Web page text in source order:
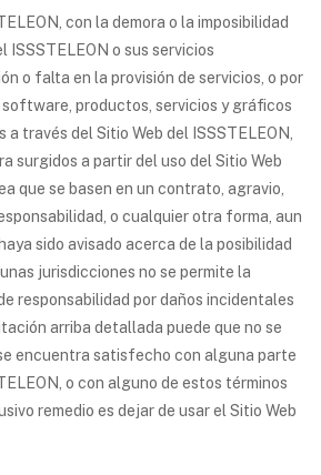
con la demora o la imposibilidad
ISSSTELEON o sus servicios
o falta en la provisión de servicios, o por
productos, servicios y gráficos
través del Sitio Web del ISSSTELEON,
surgidos a partir del uso del Sitio Web
que se basen en un contrato, agravio,
o cualquier otra forma, aun
sido avisado acerca de la posibilidad
jurisdicciones no se permite la
responsabilidad por daños incidentales
arriba detallada puede que no se
encuentra satisfecho con alguna parte
o con alguno de estos términos
remedio es dejar de usar el Sitio Web